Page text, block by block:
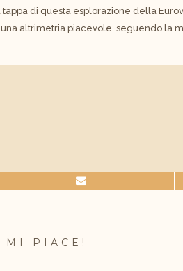
tappa di questa esplorazione della
altrimetria piacevole, seguendo la
MI PIACE!